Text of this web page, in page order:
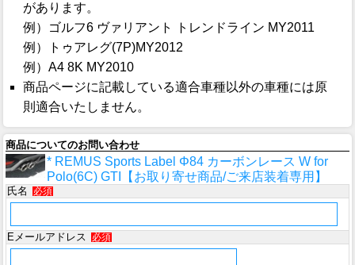
があります。
例）ゴルフ6 ヴァリアント トレンドライン MY2011
例）トゥアレグ(7P)MY2012
例）A4 8K MY2010
商品ページに記載している適合車種以外の車種には原
則適合いたしません。
商品についてのお問い合わせ
* REMUS Sports Label Φ84 カーボンレース W for
Polo(6C) GTI【お取り寄せ商品/ご来店装着専用】
氏名 必須
Eメールアドレス 必須